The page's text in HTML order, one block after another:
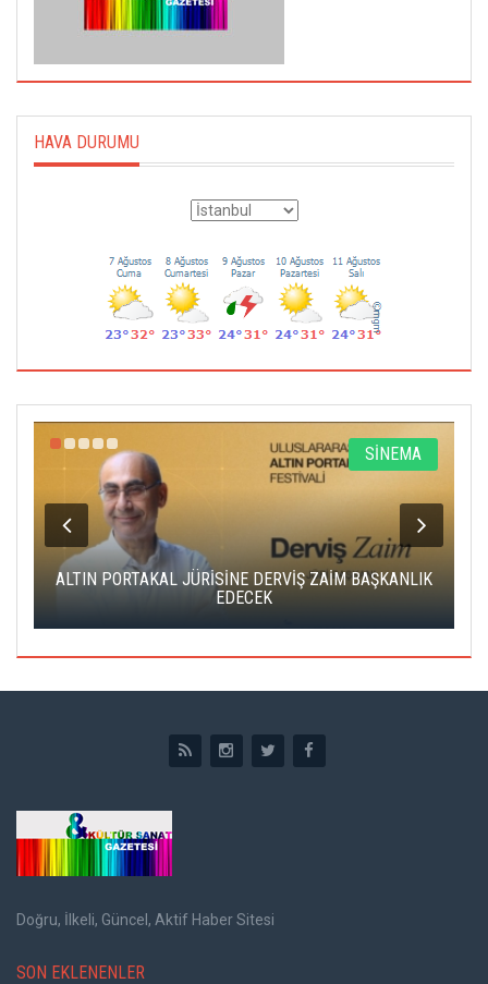
HAVA DURUMU
SİNEMA
ALTIN PORTAKAL JÜRİSİNE DERVİŞ ZAİM BAŞKANLIK
EDECEK
Doğru, İlkeli, Güncel, Aktif Haber Sitesi
SON EKLENENLER